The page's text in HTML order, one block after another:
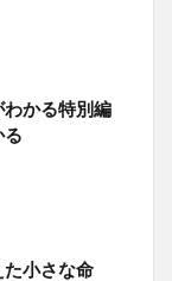
わかる特別編
る
小さな命